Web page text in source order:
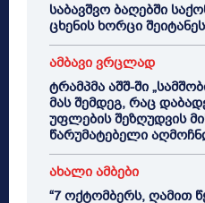
საბავშვო ბაღებში
ცხენის ხორცი
ამბავი ვრცლად
ტრამპმა აშშ-ში
მას შემდეგ, რაც
უფლების შეზღუდვის
წარუმატებელი
ახალი ამბები
“7 ოქტომბერს, ღამით